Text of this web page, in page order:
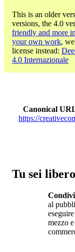
This is an older
versions, the 4.0
friendly and more
your own work,
license instead:
4.0 Internazionale
Canonical
https://
Tu sei
al
mezzo